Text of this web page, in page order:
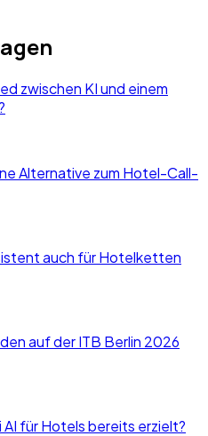
zwischen KI und einem
Alternative zum Hotel-Call-
auch für Hotelketten
auf der ITB Berlin 2026
für Hotels bereits erzielt?